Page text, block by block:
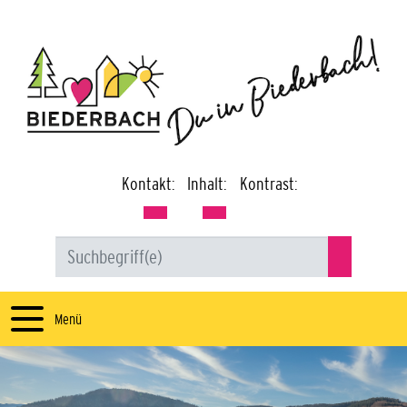
Kontakt: Inhalt: Kontrast:
Menü